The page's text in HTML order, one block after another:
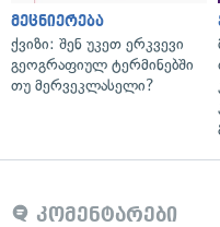
მეცნიერება
ქვიზი: შენ უკეთ ერკვევი
გეოგრაფიულ ტერმინებში
თუ მერვეკლასელი?
კომენტარები